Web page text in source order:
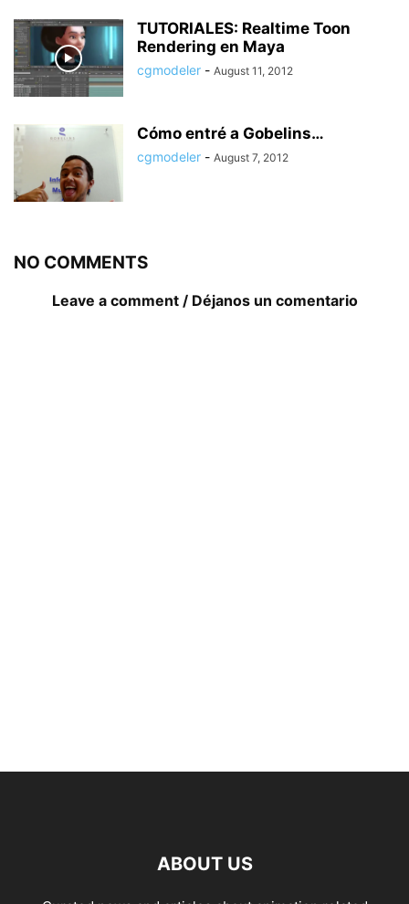
TUTORIALES: Realtime Toon
Rendering en Maya
cgmodeler - August 11, 2012
Cómo entré a Gobelins…
cgmodeler - August 7, 2012
NO COMMENTS
Leave a comment / Déjanos un comentario
ABOUT US